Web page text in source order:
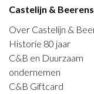
Castelijn & Beerens
Over Castelijn &
Historie 80 jaar
C&B en Duurzaam
ondernemen
C&B Giftcard